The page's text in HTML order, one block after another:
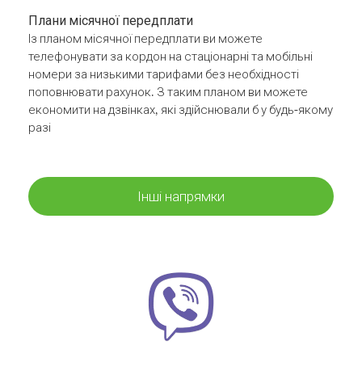
Плани місячної передплати
Із планом місячної передплати ви можете
телефонувати за кордон на стаціонарні та мобільні
номери за низькими тарифами без необхідності
поповнювати рахунок. З таким планом ви можете
економити на дзвінках, які здійснювали б у будь-якому
разі
Інші напрямки